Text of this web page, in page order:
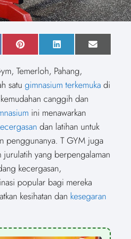
S
h
r
o
n
P
i
t
r
e
s
t
S
h
r
o
n
L
i
k
d
I
n
S
h
o
E
m
Temerloh, Pahang,
satu gimnasium terkemukadi
canggih dan
ini menawarkan
dan latihan untuk
penggunanya. T GYM juga
jurulatih yang berpengalaman
kecergasan,
popular bagi mereka
kesihatan dan kesegaran